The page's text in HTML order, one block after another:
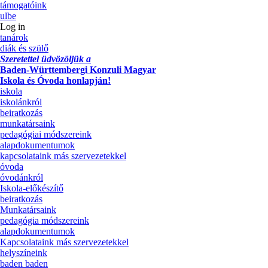
támogatóink
ulbe
Log in
tanárok
diák és szülő
Szeretettel üdvözöljük a
Baden-Württembergi Konzuli Magyar
Iskola és Óvoda honlapján!
iskola
iskolánkról
beiratkozás
munkatársaink
pedagógiai módszereink
alapdokumentumok
kapcsolataink más szervezetekkel
óvoda
óvodánkról
Iskola-előkészítő
beiratkozás
Munkatársaink
pedagógia módszereink
alapdokumentumok
Kapcsolataink más szervezetekkel
helyszíneink
baden baden